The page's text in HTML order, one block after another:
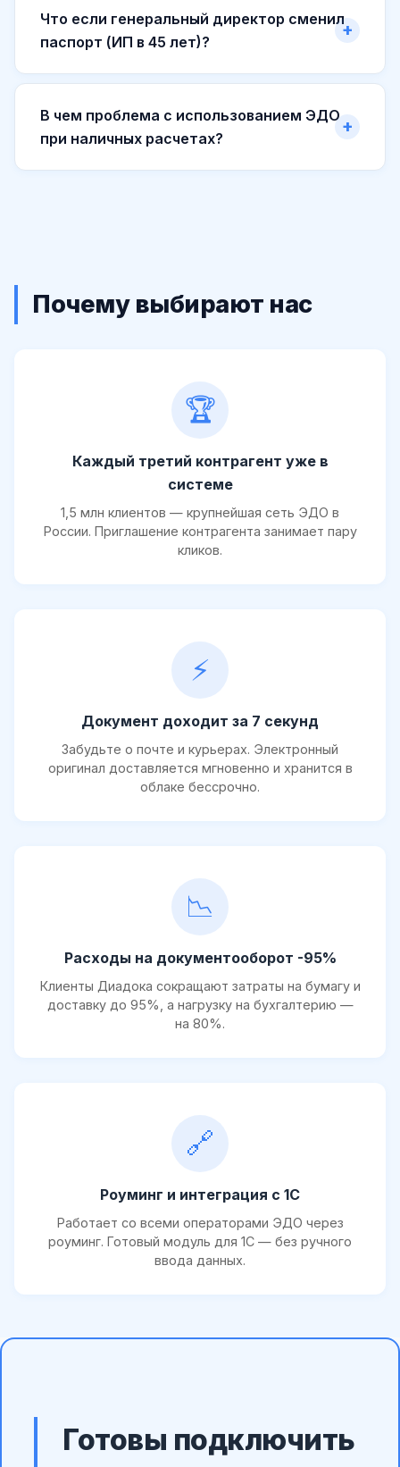
Что если генеральный директор сменил
паспорт (ИП в 45 лет)?
В чем проблема с использованием ЭДО
при наличных расчетах?
Почему выбирают нас
🏆
Каждый третий контрагент уже в
системе
1,5 млн клиентов — крупнейшая сеть ЭДО в
России. Приглашение контрагента занимает пару
кликов.
⚡
Документ доходит за 7 секунд
Забудьте о почте и курьерах. Электронный
оригинал доставляется мгновенно и хранится в
облаке бессрочно.
📉
Расходы на документооборот -95%
Клиенты Диадока сокращают затраты на бумагу и
доставку до 95%, а нагрузку на бухгалтерию —
на 80%.
🔗
Роуминг и интеграция с 1С
Работает со всеми операторами ЭДО через
роуминг. Готовый модуль для 1С — без ручного
ввода данных.
Готовы подключить